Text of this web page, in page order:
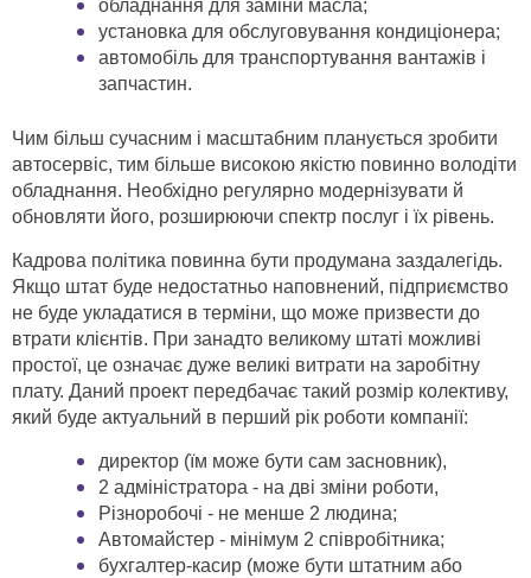
обладнання для заміни масла;
установка для обслуговування кондиціонера;
автомобіль для транспортування вантажів і
запчастин.
Чим більш сучасним і масштабним планується зробити
автосервіс, тим більше високою якістю повинно володіти
обладнання. Необхідно регулярно модернізувати й
обновляти його, розширюючи спектр послуг і їх рівень.
Кадрова політика повинна бути продумана заздалегідь.
Якщо штат буде недостатньо наповнений, підприємство
не буде укладатися в терміни, що може призвести до
втрати клієнтів. При занадто великому штаті можливі
простої, це означає дуже великі витрати на заробітну
плату. Даний проект передбачає такий розмір колективу,
який буде актуальний в перший рік роботи компанії:
директор (їм може бути сам засновник),
2 адміністратора - на дві зміни роботи,
Різноробочі - не менше 2 людина;
Автомайстер - мінімум 2 співробітника;
бухгалтер-касир (може бути штатним або